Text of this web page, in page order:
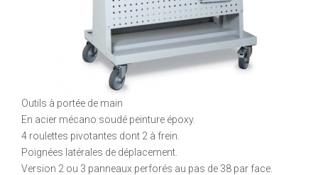
Outils à portée de main
En acier mécano soudé peinture époxy.
4 roulettes pivotantes dont 2 à frein.
Poignées latérales de déplacement.
Version 2 ou 3 panneaux perforés au pas de 38 par face.